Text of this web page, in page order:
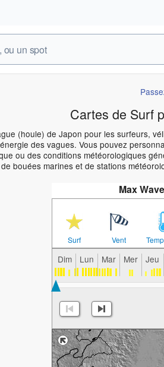
Cartes de Surf
(houle) de Japon pour les surfeurs,
des vagues. Vous pouvez
ou des conditions météorologiques
bouées marines et de stations
Max
Surf Vent
Dim Lun Mar Mer Jeu